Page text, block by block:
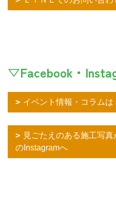
▽Facebook・
イベント情報・コラム
見ごたえのある施工写
のInstagramへ